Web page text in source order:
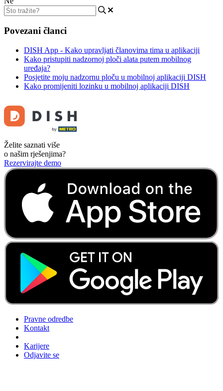
Povezani članci
DISH App - Kako upravljati članovima tima u aplikaciji
Kako pristupiti nadzornoj ploči alata putem mobilnog
uređaja?
Posjetite moju nadzornu ploču u mobilnoj aplikaciji DISH
Kako promijeniti lozinku u mobilnoj aplikaciji DISH
Želite saznati više
o našim rješenjima?
Rezervirajte demo
Pravne odredbe
Kontakt
Karijere
Odjavite se